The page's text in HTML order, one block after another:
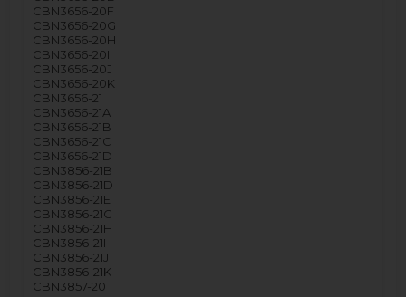
CBN3656-20F
CBN3656-20G
CBN3656-20H
CBN3656-20I
CBN3656-20J
CBN3656-20K
CBN3656-21
CBN3656-21A
CBN3656-21B
CBN3656-21C
CBN3656-21D
CBN3856-21B
CBN3856-21D
CBN3856-21E
CBN3856-21G
CBN3856-21H
CBN3856-21I
CBN3856-21J
CBN3856-21K
CBN3857-20